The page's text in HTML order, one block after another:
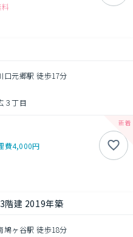
口元郷駅 徒歩17分
３丁目
費4,000円
階建 2019年築
鳩ヶ谷駅 徒歩18分